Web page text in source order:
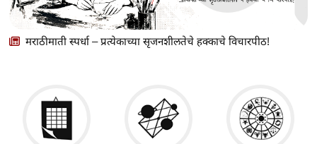
मराठीमाती स्पर्धा – प्रत्येकाच्या सृजनशीलतेचे हक्काचे विचारपीठ!